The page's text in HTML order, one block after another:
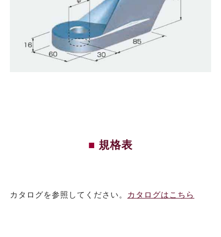
規格表
カタログを参照してください。 カタログはこちら